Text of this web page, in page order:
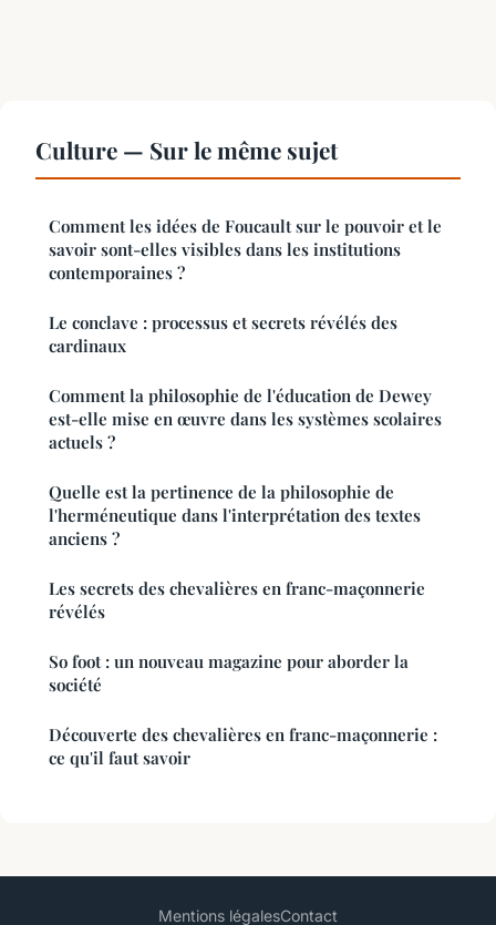
Culture — Sur le même sujet
Comment les idées de Foucault sur le pouvoir et le
savoir sont-elles visibles dans les institutions
contemporaines ?
Le conclave : processus et secrets révélés des
cardinaux
Comment la philosophie de l'éducation de Dewey
est-elle mise en œuvre dans les systèmes scolaires
actuels ?
Quelle est la pertinence de la philosophie de
l'herméneutique dans l'interprétation des textes
anciens ?
Les secrets des chevalières en franc-maçonnerie
révélés
So foot : un nouveau magazine pour aborder la
société
Découverte des chevalières en franc-maçonnerie :
ce qu'il faut savoir
Mentions légalesContact